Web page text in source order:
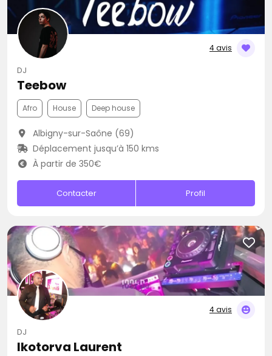
4 avis
DJ
Teebow
Afro House Deep house
Albigny-sur-Saône (69)
Déplacement jusqu’à 150 kms
À partir de 350€
Contacter Profil
4 avis
DJ
Ikotorva Laurent